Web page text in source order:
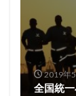
2019年
全国統